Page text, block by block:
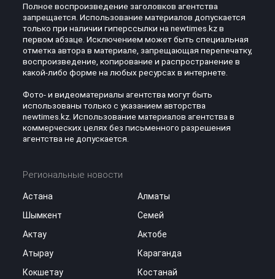
Полное воспроизведение заголовков агентства
запрещается. Использование материалов допускается
только при наличии гиперссылки на newtimes.kz в
первом абзаце. Исключением может быть специальная
отметка автора в материале, запрещающая перепечатку,
воспроизведение, копирование и распространение в
какой-либо форме на любых ресурсах в интернете.
Фото- и видеоматериалы агентства могут быть
использованы только с указанием авторства
newtimes.kz. Использование материалов агентства в
коммерческих целях без письменного разрешения
агентства не допускается.
Региональные новости
Астана
Алматы
Шымкент
Семей
Актау
Актобе
Атырау
Караганда
Кокшетау
Костанай